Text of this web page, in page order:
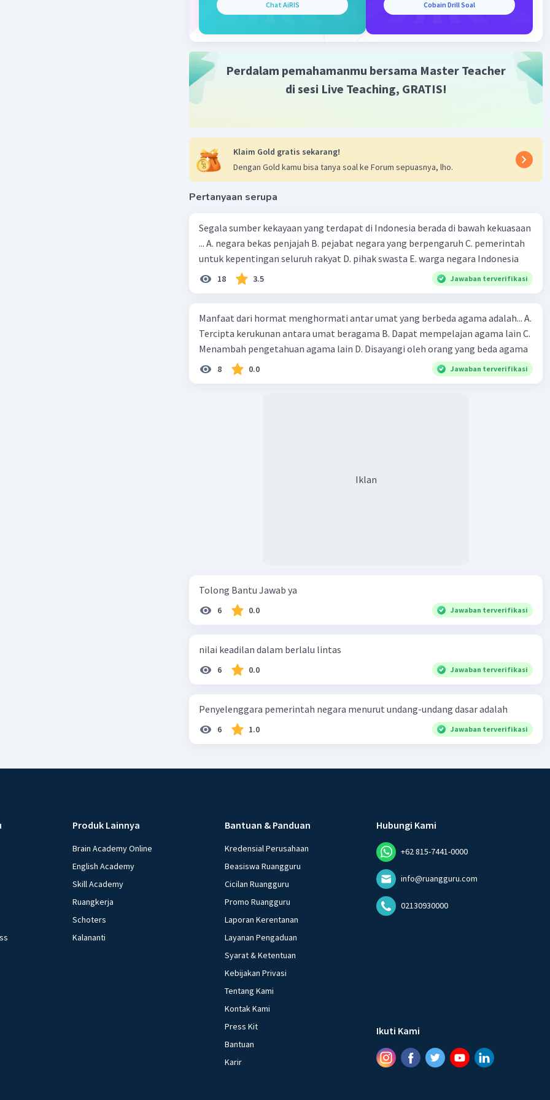
memimpin gerakan tanpa kekerasan melawan penjajahan
Inggris. Dengan prinsip-prinsip seperti perlawanan non-
kooperatif dan pawai garam, Gandhi berusaha untuk mencapai
Nelson Mandela (Afrika Selatan):
selama 27 tahun, ia memimpin negosiasi untuk mengakhiri
apartheid dan kemudian menjadi Presiden pertama Afrika
Selatan yang terpilih secara demokratis.
Beri Rating
Chat AiRIS Cobain Drill Soal
Perdalam pemahamanmu bersama Master Teacher
di sesi Live Teaching, GRATIS!
Klaim Gold gratis sekarang!
Dengan Gold kamu bisa tanya soal ke Forum sepuasnya, lho.
Pertanyaan serupa
Segala sumber kekayaan yang terdapat di Indonesia berada di bawah kekuasaan
... A. negara bekas penjajah B. pejabat negara yang berpengaruh C. pemerintah
untuk kepentingan seluruh rakyat D. pihak swasta E. warga negara Indonesia
18 3.5 Jawaban terverifikasi
Manfaat dari hormat menghormati antar umat yang berbeda agama adalah... A.
Tercipta kerukunan antara umat beragama B. Dapat mempelajan agama lain C.
Menambah pengetahuan agama lain D. Disayangi oleh orang yang beda agama
8 0.0 Jawaban terverifikasi
Iklan
Tolong Bantu Jawab ya
6 0.0 Jawaban terverifikasi
nilai keadilan dalam berlalu lintas
6 0.0 Jawaban terverifikasi
Penyelenggara pemerintah negara menurut undang-undang dasar adalah
6 1.0 Jawaban terverifikasi
Produk Lainnya
Brain Academy Online
English Academy
Skill Academy
Ruangkerja
Schoters
Kalananti
Bantuan & Panduan
Kredensial Perusahaan
Beasiswa Ruangguru
Cicilan Ruangguru
Promo Ruangguru
Laporan Kerentanan
Layanan Pengaduan
Syarat & Ketentuan
Kebijakan Privasi
Tentang Kami
Kontak Kami
Press Kit
Bantuan
Karir
Hubungi Kami
+62 815-7441-0000
info@ruangguru.com
02130930000
Ikuti Kami